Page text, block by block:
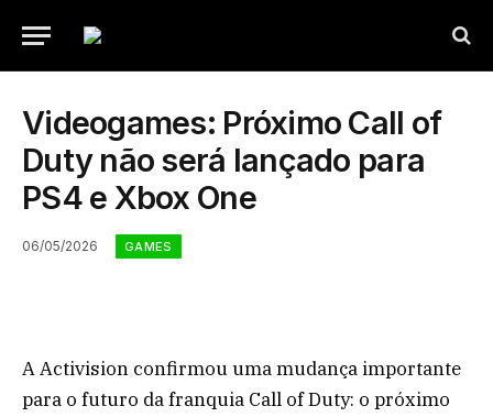
Videogames: Próximo Call of
Duty não será lançado para
PS4 e Xbox One
06/05/2026 GAMES
A Activision confirmou uma mudança importante
para o futuro da franquia Call of Duty: o próximo